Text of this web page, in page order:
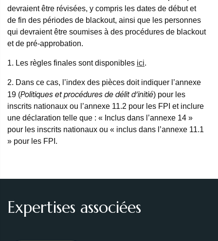
devraient être révisées, y compris les dates de début et
de fin des périodes de blackout, ainsi que les personnes
qui devraient être soumises à des procédures de blackout
et de pré-approbation.
1. Les règles finales sont disponibles ici.
2. Dans ce cas, l’index des pièces doit indiquer l’annexe
19 (Politiques et procédures de délit d’initié) pour les
inscrits nationaux ou l’annexe 11.2 pour les FPI et inclure
une déclaration telle que : « Inclus dans l’annexe 14 »
pour les inscrits nationaux ou « inclus dans l’annexe 11.1
» pour les FPI.
Expertises associées